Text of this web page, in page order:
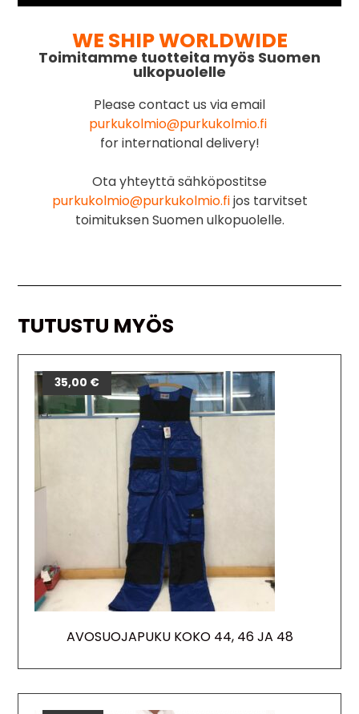
WE SHIP WORLDWIDE
Toimitamme tuotteita myös Suomen
ulkopuolelle
Please contact us via email
purkukolmio@purkukolmio.fi
for international delivery!
Ota yhteyttä sähköpostitse
purkukolmio@purkukolmio.fijos tarvitset
toimituksen Suomen ulkopuolelle.
TUTUSTU MYÖS
AVOSUOJAPUKU KOKO 44, 46 JA 48
35,00 €